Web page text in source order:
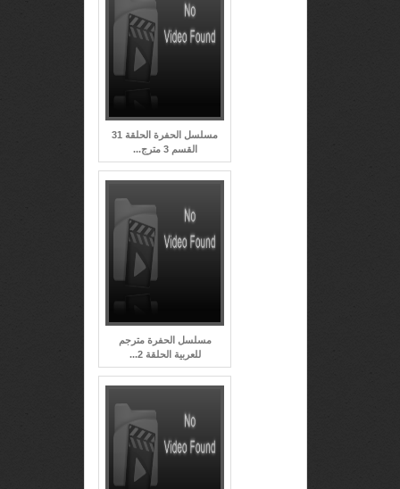
مسلسل الحفرة الحلقة 31
القسم 3 مترج...
مسلسل الحفرة مترجم
للعربية الحلقة 2...